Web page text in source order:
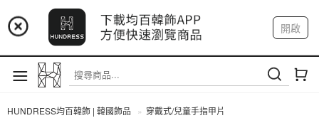
📢 市集預告：9/4-9/6 淡水捷運站
📢 市集預告：9/12-9/13 八里海巡基地
📢 市集預告：8/22-8/23 桃園青埔置地廣場
開啟
註冊 我的帳戶
HUNDRESS均百韓飾 | 韓國飾品
穿戴式/兒童手指甲片